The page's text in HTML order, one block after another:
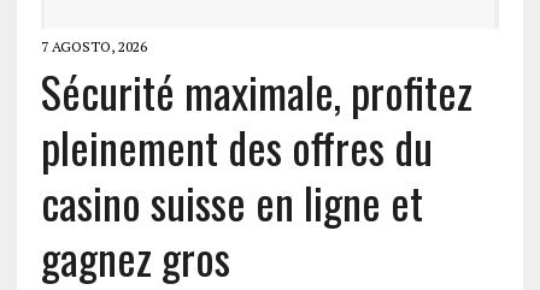
7 AGOSTO, 2026
Sécurité maximale, profitez
pleinement des offres du
casino suisse en ligne et
gagnez gros